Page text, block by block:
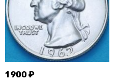
1 900 ₽